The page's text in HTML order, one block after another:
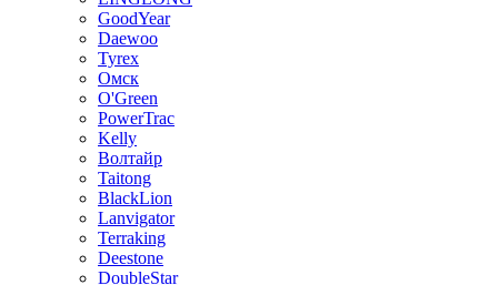
GoodYear
Daewoo
Tyrex
Омск
O'Green
PowerTrac
Kelly
Волтайр
Taitong
BlackLion
Lanvigator
Terraking
Deestone
DoubleStar